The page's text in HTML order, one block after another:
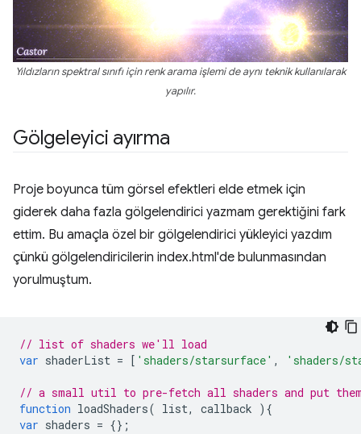
Yıldızların spektral sınıfı için renk arama işlemi de aynı teknik kullanılarak
yapılır.
Gölgeleyici ayırma
Proje boyunca tüm görsel efektleri elde etmek için
giderek daha fazla gölgelendirici yazmam gerektiğini fark
ettim. Bu amaçla özel bir gölgelendirici yükleyici yazdım
çünkü gölgelendiricilerin index.html'de bulunmasından
yorulmuştum.
// list of shaders we'll load
var shaderList = [ 'shaders/starsurface' , 'shaders/
// a small util to pre-fetch all shaders and put
function loadShaders( list, callback ){
var shaders = {};